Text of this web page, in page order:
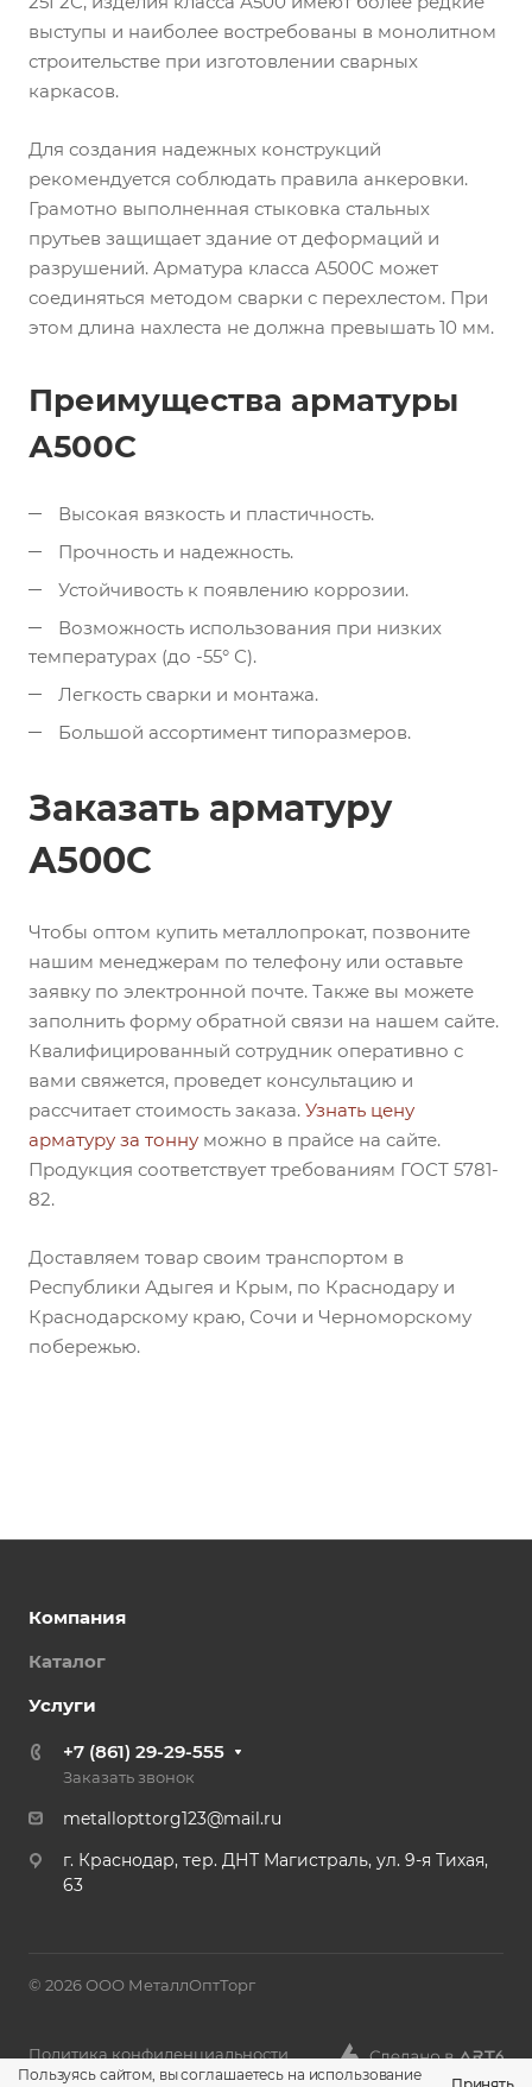
выступы и наиболее востребованы в монолитном
строительстве при изготовлении сварных
каркасов.
Для создания надежных конструкций
рекомендуется соблюдать правила анкеровки.
Грамотно выполненная стыковка стальных
прутьев защищает здание от деформаций и
разрушений. Арматура класса А500С может
соединяться методом сварки с перехлестом. При
этом длина нахлеста не должна превышать 10 мм.
Преимущества арматуры
А500С
Высокая вязкость и пластичность.
Прочность и надежность.
Устойчивость к появлению коррозии.
Возможность использования при низких
температурах (до -55° С).
Легкость сварки и монтажа.
Большой ассортимент типоразмеров.
Заказать арматуру
А500С
Чтобы оптом купить металлопрокат, позвоните
нашим менеджерам по телефону или оставьте
заявку по электронной почте. Также вы можете
заполнить форму обратной связи на нашем сайте.
Квалифицированный сотрудник оперативно с
вами свяжется, проведет консультацию и
рассчитает стоимость заказа. Узнать цену
арматуру за тонну можно в прайсе на сайте.
Продукция соответствует требованиям ГОСТ 5781-
82.
Доставляем товар своим транспортом в
Республики Адыгея и Крым, по Краснодару и
Краснодарскому краю, Сочи и Черноморскому
побережью.
Компания
Каталог
Услуги
+7 (861) 29-29-555
Заказать звонок
metallopttorg123@mail.ru
г. Краснодар, тер. ДНТ Магистраль, ул. 9-я Тихая,
63
© 2026 ООО МеталлОптТорг
Политика конфиденциальности
Пользуясь сайтом, вы соглашаетесь на использование